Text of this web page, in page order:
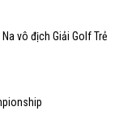
vô địch Giải Golf Trẻ